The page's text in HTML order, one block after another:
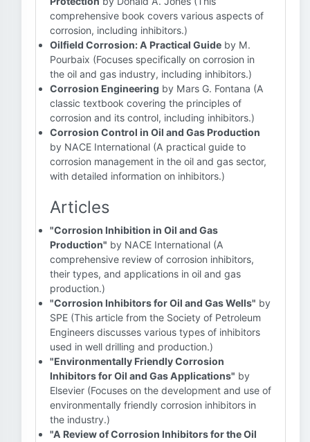
comprehensive book covers various aspects of
corrosion, including inhibitors.)
Oilfield Corrosion: A Practical Guide by M.
Pourbaix (Focuses specifically on corrosion in
the oil and gas industry, including inhibitors.)
Corrosion Engineering by Mars G. Fontana (A
classic textbook covering the principles of
corrosion and its control, including inhibitors.)
Corrosion Control in Oil and Gas Production
by NACE International (A practical guide to
corrosion management in the oil and gas sector,
with detailed information on inhibitors.)
Articles
"Corrosion Inhibition in Oil and Gas
Production" by NACE International (A
comprehensive review of corrosion inhibitors,
their types, and applications in oil and gas
production.)
"Corrosion Inhibitors for Oil and Gas Wells" by
SPE (This article from the Society of Petroleum
Engineers discusses various types of inhibitors
used in well drilling and production.)
"Environmentally Friendly Corrosion
Inhibitors for Oil and Gas Applications" by
Elsevier (Focuses on the development and use of
environmentally friendly corrosion inhibitors in
the industry.)
"A Review of Corrosion Inhibitors for the Oil